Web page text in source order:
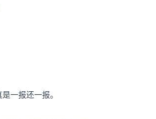
一报还一报。